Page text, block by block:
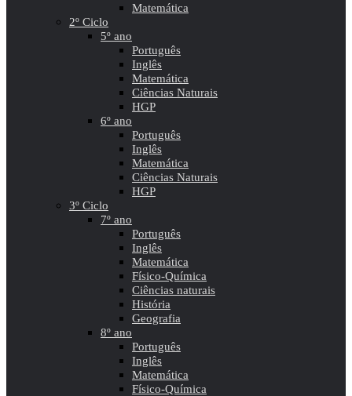
Matemática
2º Ciclo
5º ano
Português
Inglês
Matemática
Ciências Naturais
HGP
6º ano
Português
Inglês
Matemática
Ciências Naturais
HGP
3º Ciclo
7º ano
Português
Inglês
Matemática
Físico-Química
Ciências naturais
História
Geografia
8º ano
Português
Inglês
Matemática
Físico-Química